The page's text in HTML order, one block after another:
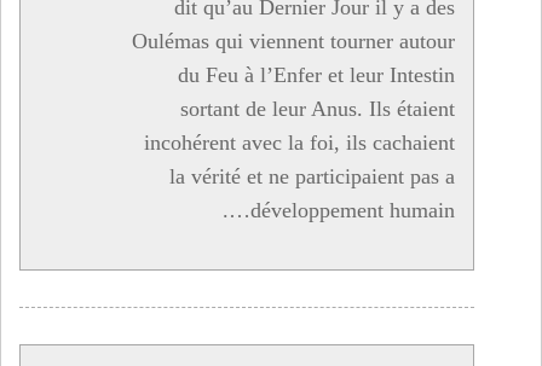
dit qu’au Dernier Jour il y a des
Oulémas qui viennent tourner autour
du Feu à l’Enfer et leur Intestin
sortant de leur Anus. Ils étaient
incohérent avec la foi, ils cachaient
la vérité et ne participaient pas a
développement humain….